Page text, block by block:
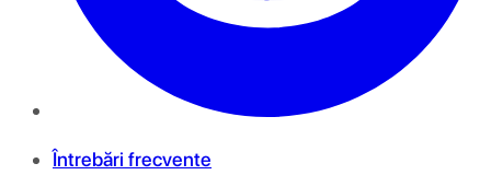
Întrebări frecvente